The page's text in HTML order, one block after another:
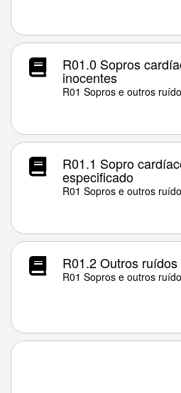
R01.0 Sopros
inocentes
R01 Sopros e outros
R01.1 Sopro
especificado
R01 Sopros e outros
R01.2 Outros
R01 Sopros e outros